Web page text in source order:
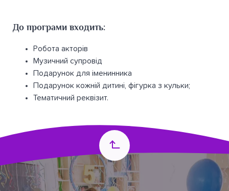
До програми входить:
Робота акторів
Музичний супровід
Подарунок для іменинника
Подарунок кожній дитині, фігурка з кульки;
Тематичний реквізит.